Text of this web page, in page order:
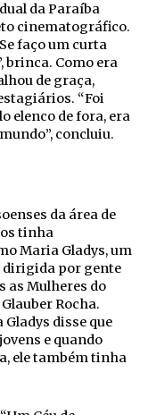
da Paraíba
cinematográfico.
faço um curta
brinca. Como era
de graça,
“Foi
elenco de fora, era
concluiu.
da área de
tinha
Maria Gladys, um
dirigida por gente
as Mulheres do
Rocha.
disse que
e quando
ele também tinha